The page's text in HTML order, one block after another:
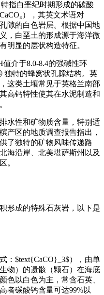
指白垩纪时期形成的碳酸
），其英文术语对
隙的白色岩层。根据中国地
，白垩土的形成源于海洋微
明显的层状构造特征。
介于8.0-8.4的强碱性环
特的蜂窝状孔隙结构。英
这类土壤常见于英格兰南部
高钙特性使其在水泥制造和
水性和矿物质含量，特别适
产区的地质调查报告指出，
了独特的矿物风味传递路
海沿岸、北美堪萨斯州以及
。
形成的特殊石灰岩，以下是
：$text{CaCO}_3$），由单
物）的遗骸（颗石）在海底
色以白色为主，常含石英、
者碳酸钙含量可达99%以